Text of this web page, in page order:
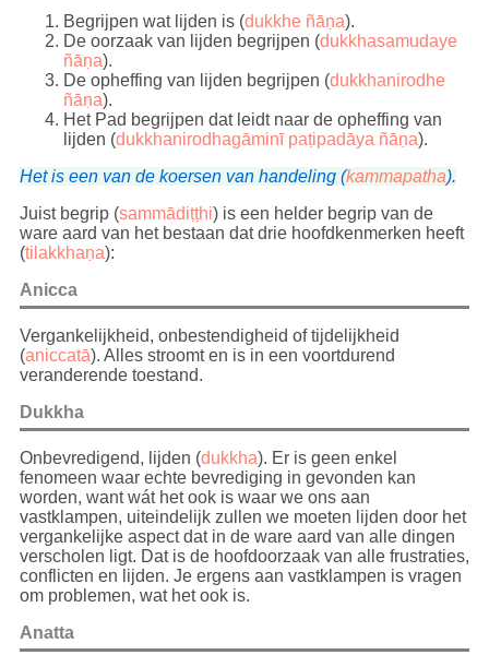
Begrijpen wat lijden is (dukkhe ñāṇa).
De oorzaak van lijden begrijpen (dukkhasamudaye
ñāṇa).
De opheffing van lijden begrijpen (dukkhanirodhe
ñāṇa).
Het Pad begrijpen dat leidt naar de opheffing van
lijden (dukkhanirodhagāminī paṭipadāya ñāṇa).
Het is een van de koersen van handeling (kammapatha).
Juist begrip (sammādiṭṭhi) is een helder begrip van de
ware aard van het bestaan dat drie hoofdkenmerken heeft
(tilakkhaṇa):
Anicca
Vergankelijkheid, onbestendigheid of tijdelijkheid
(aniccatā). Alles stroomt en is in een voortdurend
veranderende toestand.
Dukkha
Onbevredigend, lijden (dukkha). Er is geen enkel
fenomeen waar echte bevrediging in gevonden kan
worden, want wát het ook is waar we ons aan
vastklampen, uiteindelijk zullen we moeten lijden door het
vergankelijke aspect dat in de ware aard van alle dingen
verscholen ligt. Dat is de hoofdoorzaak van alle frustraties,
conflicten en lijden. Je ergens aan vastklampen is vragen
om problemen, wat het ook is.
Anatta